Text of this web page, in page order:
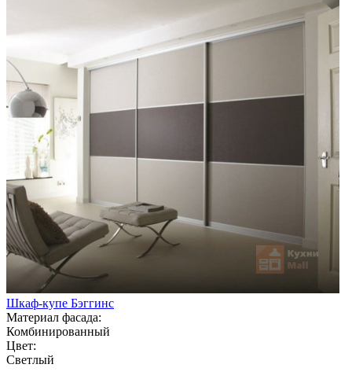
Шкаф-купе Бэггинс
Материал фасада:
Комбинированный
Цвет:
Светлый